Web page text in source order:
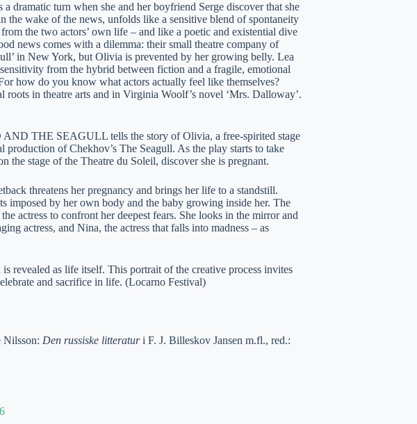
a dramatic turn when she and her boyfriend Serge discover that she
wake of the news, unfolds like a sensitive blend of spontaneity
the two actors’ own life – and like a poetic and existential dive
news comes with a dilemma: their small theatre company of
in New York, but Olivia is prevented by her growing belly. Lea
from the hybrid between fiction and a fragile, emotional
how do you know what actors actually feel like themselves?
in theatre arts and in Virginia Woolf’s novel ‘Mrs. Dalloway’.
THE SEAGULL tells the story of Olivia, a free-spirited stage
of Chekhov’s The Seagull. As the play starts to take
the stage of the Theatre du Soleil, discover she is pregnant.
threatens her pregnancy and brings her life to a standstill.
imposed by her own body and the baby growing inside her. The
actress to confront her deepest fears. She looks in the mirror and
actress, and Nina, the actress that falls into madness – as
revealed as life itself. This portrait of the creative process invites
and sacrifice in life. (Locarno Festival)
Nilsson: Den russiske litteraturi F. J. Billeskov Jansen m.fl., red.: